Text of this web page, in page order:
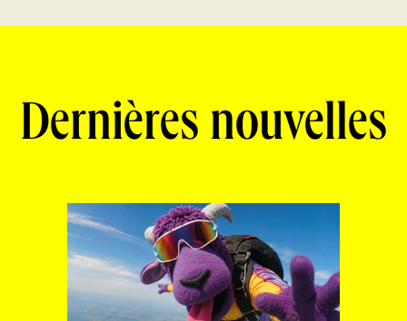
Dernières nouvelles